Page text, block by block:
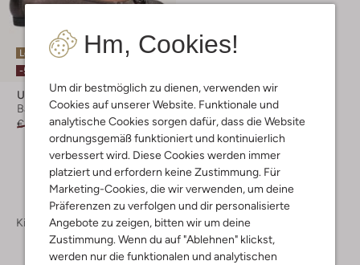
Hm, Cookies!
Um dir bestmöglich zu dienen, verwenden wir
Cookies auf unserer Website. Funktionale und
analytische Cookies sorgen dafür, dass die Website
ordnungsgemäß funktioniert und kontinuierlich
verbessert wird. Diese Cookies werden immer
platziert und erfordern keine Zustimmung. Für
Marketing-Cookies, die wir verwenden, um deine
Präferenzen zu verfolgen und dir personalisierte
Angebote zu zeigen, bitten wir um deine
Zustimmung. Wenn du auf "Ablehnen" klickst,
werden nur die funktionalen und analytischen
Letzter Artikel
-50%
Unisa
Ballerinas
€ 69,95 € 34,95
Kinderschuhe